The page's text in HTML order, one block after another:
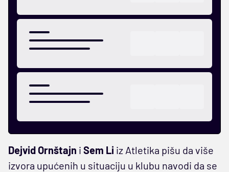
Dejvid Ornštajn i Sem Li iz Atletika pišu da više
izvora upućenih u situaciju u klubu navodi da se